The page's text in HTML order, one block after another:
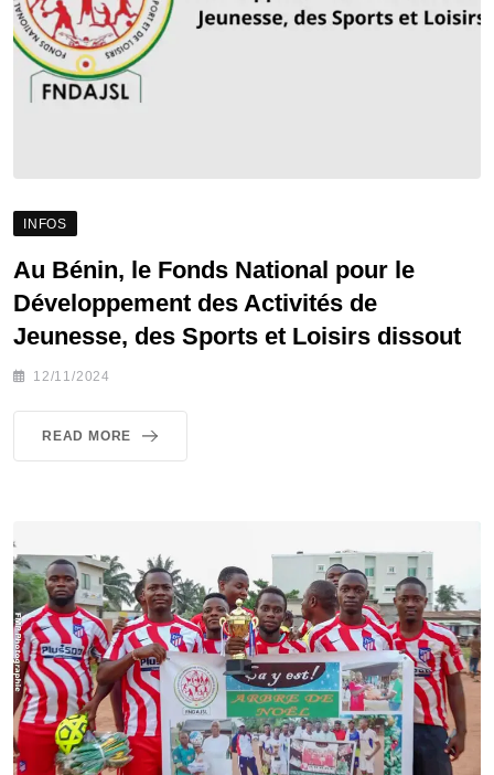
INFOS
Au Bénin, le Fonds National pour le
Développement des Activités de
Jeunesse, des Sports et Loisirs dissout
12/11/2024
READ MORE